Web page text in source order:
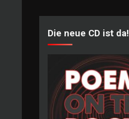
Die neue CD ist da!